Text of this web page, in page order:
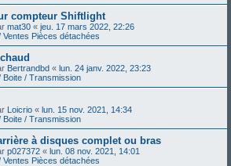
compteur Shiftlight
mat30 « jeu. 17 mars 2022, 22:26
Ventes Pièces détachées
Bertrandbd « lun. 24 janv. 2022, 23:23
Boite / Transmission
Loicrio « lun. 15 nov. 2021, 14:34
Boite / Transmission
à disques complet ou bras
p027372 « lun. 08 nov. 2021, 14:01
Ventes Pièces détachées